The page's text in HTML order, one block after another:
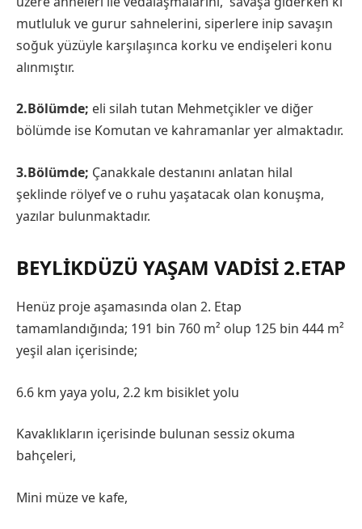
mutluluk ve gurur sahnelerini, siperlere inip savaşın
soğuk yüzüyle karşılaşınca korku ve endişeleri konu
alınmıştır.
2.Bölümde; eli silah tutan Mehmetçikler ve diğer
bölümde ise Komutan ve kahramanlar yer almaktadır.
3.Bölümde; Çanakkale destanını anlatan hilal
şeklinde rölyef ve o ruhu yaşatacak olan konuşma,
yazılar bulunmaktadır.
BEYLIKDÜZÜ YAŞAM VADISI 2.ETAP
Henüz proje aşamasında olan 2. Etap
tamamlandığında; 191 bin 760 m² olup 125 bin 444 m²
yeşil alan içerisinde;
6.6 km yaya yolu, 2.2 km bisiklet yolu
Kavaklıkların içerisinde bulunan sessiz okuma
bahçeleri,
Mini müze ve kafe,